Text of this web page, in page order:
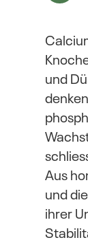
und
Aus
und
ihrer